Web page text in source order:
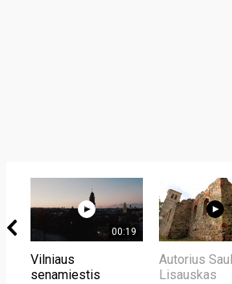
00:19
Vilniaus
senamiestis
Autorius
Lisauskas